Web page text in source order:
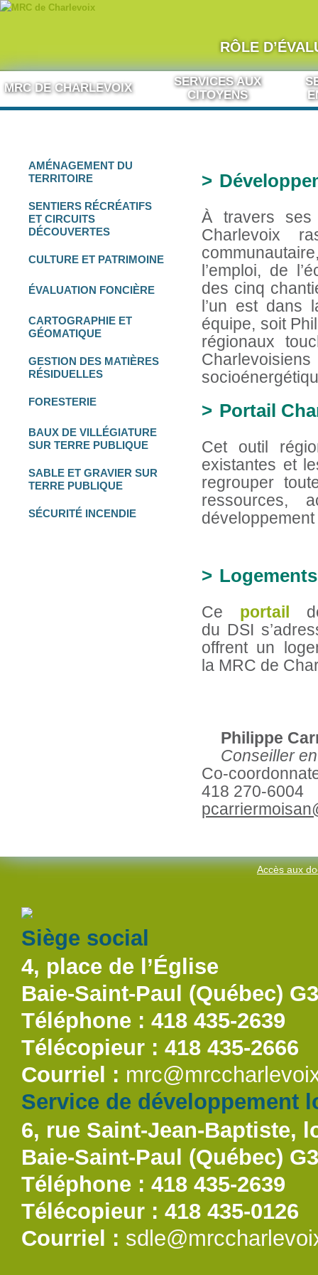
RÔLE
MRC DE CHARLEVOIX
SERVICES AUX
CITOYENS
À travers ses
Charlevoix
l’emploi, de
des cinq
l’un est dans
équipe, soit
régionaux
Portail
Cet outil
existantes et
regrouper
ressources,
Ce portail
du DSI
offrent un
la MRC de
Philippe
Conseiller
Co-
418 270-6004
AMÉNAGEMENT DU
TERRITOIRE
SENTIERS RÉCRÉATIFS
ET CIRCUITS
DÉCOUVERTES
CULTURE ET PATRIMOINE
ÉVALUATION FONCIÈRE
CARTOGRAPHIE ET
GÉOMATIQUE
GESTION DES MATIÈRES
RÉSIDUELLES
FORESTERIE
BAUX DE VILLÉGIATURE
SUR TERRE PUBLIQUE
SABLE ET GRAVIER SUR
TERRE PUBLIQUE
SÉCURITÉ INCENDIE
Accès aux
Siège social
4, place de l’Église
Baie-Saint-Paul (Québec)
Téléphone : 418 435-2639
Télécopieur : 418 435-2666
Courriel :
Service de développement
6, rue Saint-Jean-Baptiste,
Baie-Saint-Paul (Québec)
Téléphone : 418 435-2639
Télécopieur : 418 435-0126
Courriel :